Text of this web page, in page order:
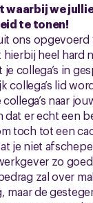
waarbij we
te tonen!
ons opgevoerd
heel hard
je collega’s in
collega’s lid
naar
dat er echt een
toch tot een
je niet
zo
zal over
maar de